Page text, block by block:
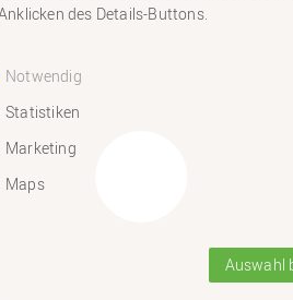
des Details-Buttons.
Auswahl
Notwendig
Statistiken
Marketing
Maps